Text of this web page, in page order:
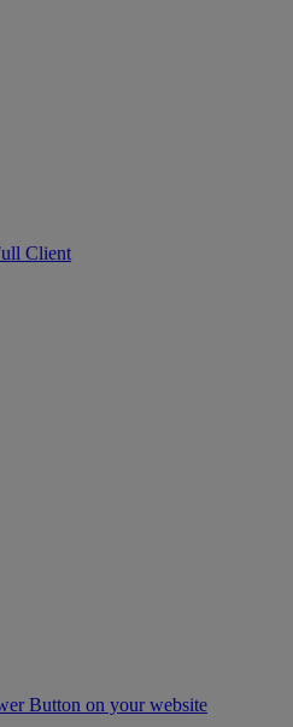
Client
Button on your website